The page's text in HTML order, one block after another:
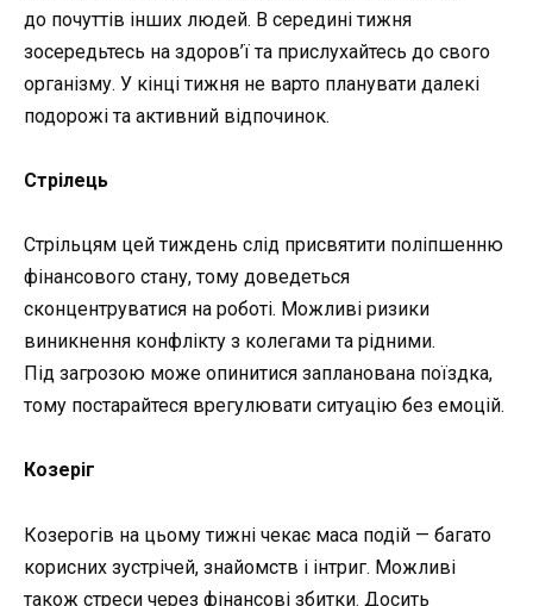
до почуттів інших людей. В середині тижня
зосередьтесь на здоров’ї та прислухайтесь до свого
організму. У кінці тижня не варто планувати далекі
подорожі та активний відпочинок.
Стрілець
Стрільцям цей тиждень слід присвятити поліпшенню
фінансового стану, тому доведеться
сконцентруватися на роботі. Можливі ризики
виникнення конфлікту з колегами та рідними.
Під загрозою може опинитися запланована поїздка,
тому постарайтеся врегулювати ситуацію без емоцій.
Козеріг
Козерогів на цьому тижні чекає маса подій — багато
корисних зустрічей, знайомств і інтриг. Можливі
також стреси через фінансові збитки. Досить